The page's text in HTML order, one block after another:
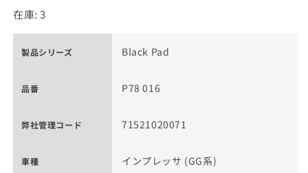
在庫: 3
製品シリーズ Black Pad
品番 P78 016
弊社管理コード 71521020071
車種 インプレッサ (GG系)